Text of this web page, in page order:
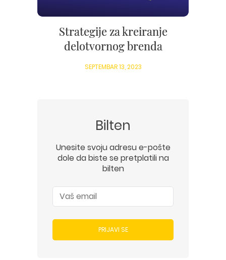
Strategije za kreiranje
delotvornog brenda
SEPTEMBAR 13, 2023
Bilten
Unesite svoju adresu e-pošte
dole da biste se pretplatili na
bilten
PRIJAVI SE